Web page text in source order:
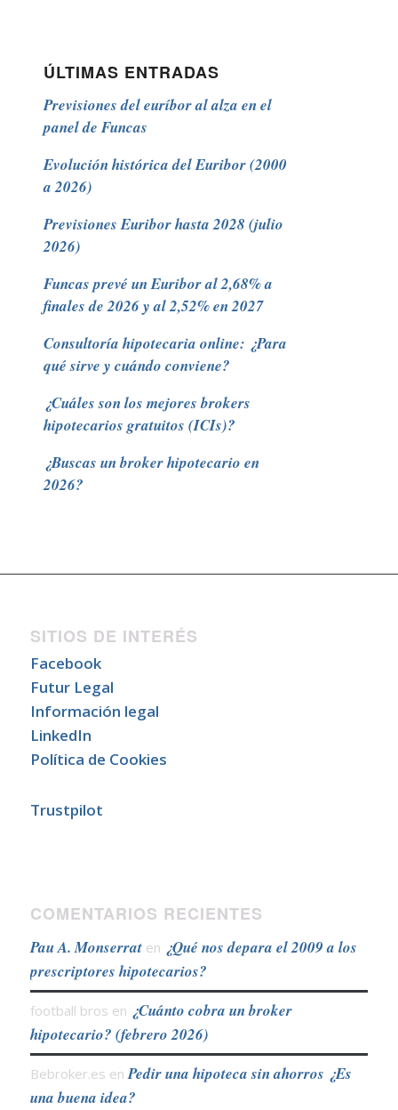
ÚLTIMAS ENTRADAS
Previsiones del euríbor al alza en el
panel de Funcas
Evolución histórica del Euribor (2000
a 2026)
Previsiones Euribor hasta 2028 (julio
2026)
Funcas prevé un Euribor al 2,68% a
finales de 2026 y al 2,52% en 2027
Consultoría hipotecaria online: ¿Para
qué sirve y cuándo conviene?
¿Cuáles son los mejores brokers
hipotecarios gratuitos (ICIs)?
¿Buscas un broker hipotecario en
2026?
SITIOS DE INTERÉS
Facebook
Futur Legal
Información legal
LinkedIn
Política de Cookies
Trustpilot
COMENTARIOS RECIENTES
Pau A. Monserraten ¿Qué nos depara el 2009 a los
prescriptores hipotecarios?
football bros en ¿Cuánto cobra un broker
hipotecario? (febrero 2026)
Bebroker.es enPedir una hipoteca sin ahorros ¿Es
una buena idea?